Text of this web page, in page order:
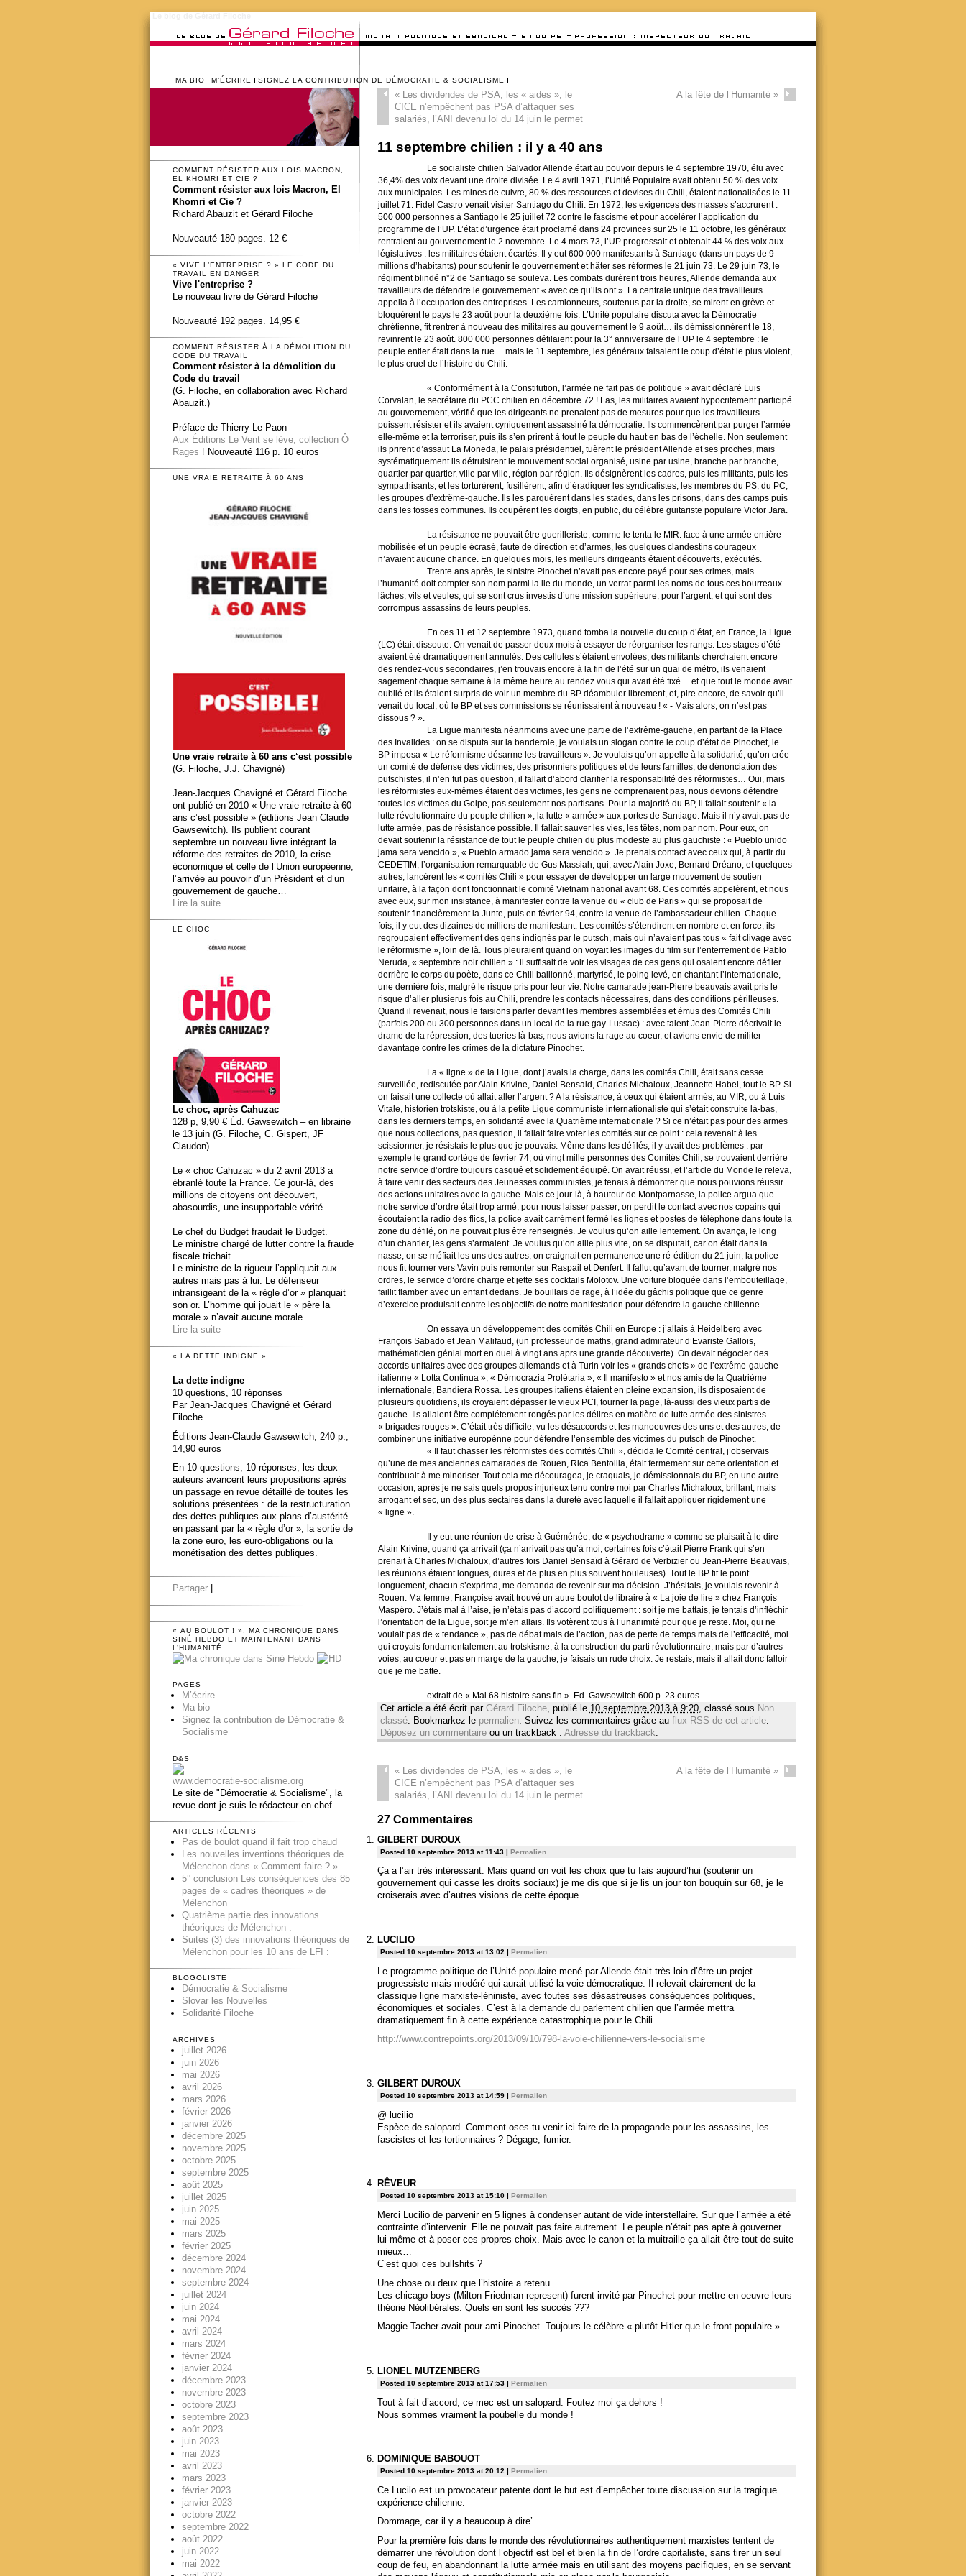
MA BIO M’ÉCRIRE SIGNEZ LA CONTRIBUTION DE DÉMOCRATIE & SOCIALISME
«Les dividendes de PSA, les « aides », le
CICE n’empêchent pas PSA d’attaquer ses
salariés, l’ANI devenu loi du 14 juin le permet
A la fête de l’Humanité»
11 septembre chilien : il y a 40 ans
Le socialiste chilien Salvador Allende était au pouvoir depuis le 4 septembre 1970, élu avec
36,4% des voix devant une droite divisée. Le 4 avril 1971, l’Unité Populaire avait obtenu 50 % des voix
aux municipales. Les mines de cuivre, 80 % des ressources et devises du Chili, étaient nationalisées le 11
juillet 71. Fidel Castro venait visiter Santiago du Chili. En 1972, les exigences des masses s’accrurent :
500 000 personnes à Santiago le 25 juillet 72 contre le fascisme et pour accélérer l’application du
programme de l’UP. L’état d’urgence était proclamé dans 24 provinces sur 25 le 11 octobre, les généraux
rentraient au gouvernement le 2 novembre. Le 4 mars 73, l’UP progressait et obtenait 44 % des voix aux
législatives : les militaires étaient écartés. Il y eut 600 000 manifestants à Santiago (dans un pays de 9
millions d’habitants) pour soutenir le gouvernement et hâter ses réformes le 21 juin 73. Le 29 juin 73, le
régiment blindé n°2 de Santiago se souleva. Les combats durèrent trois heures, Allende demanda aux
travailleurs de défendre le gouvernement « avec ce qu’ils ont ». La centrale unique des travailleurs
appella à l’occupation des entreprises. Les camionneurs, soutenus par la droite, se mirent en grève et
bloquèrent le pays le 23 août pour la deuxième fois. L’Unité populaire discuta avec la Démocratie
chrétienne, fit rentrer à nouveau des militaires au gouvernement le 9 août… ils démissionnèrent le 18,
revinrent le 23 août. 800 000 personnes défilaient pour la 3° anniversaire de l’UP le 4 septembre : le
peuple entier était dans la rue… mais le 11 septembre, les généraux faisaient le coup d’état le plus violent,
le plus cruel de l’histoire du Chili.
« Conformément à la Constitution, l’armée ne fait pas de politique » avait déclaré Luis
Corvalan, le secrétaire du PCC chilien en décembre 72 ! Las, les militaires avaient hypocritement participé
au gouvernement, vérifié que les dirigeants ne prenaient pas de mesures pour que les travailleurs
puissent résister et ils avaient cyniquement assassiné la démocratie. Ils commencèrent par purger l’armée
elle-même et la terroriser, puis ils s’en prirent à tout le peuple du haut en bas de l’échelle. Non seulement
ils prirent d’assaut La Moneda, le palais présidentiel, tuèrent le président Allende et ses proches, mais
systématiquement ils détruisirent le mouvement social organisé, usine par usine, branche par branche,
quartier par quartier, ville par ville, région par région. Ils désignèrent les cadres, puis les militants, puis les
sympathisants, et les torturèrent, fusillèrent, afin d’éradiquer les syndicalistes, les membres du PS, du PC,
les groupes d’extrême-gauche. Ils les parquèrent dans les stades, dans les prisons, dans des camps puis
dans les fosses communes. Ils coupérent les doigts, en public, du célèbre guitariste populaire Victor Jara.
La résistance ne pouvait être guerilleriste, comme le tenta le MIR: face à une armée entière
mobilisée et un peuple écrasé, faute de direction et d’armes, les quelques clandestins courageux
n’avaient aucune chance. En quelques mois, les meilleurs dirigeants étaient découverts, exécutés.
Trente ans après, le sinistre Pinochet n’avait pas encore payé pour ses crimes, mais
l’humanité doit compter son nom parmi la lie du monde, un verrat parmi les noms de tous ces bourreaux
lâches, vils et veules, qui se sont crus investis d’une mission supérieure, pour l’argent, et qui sont des
corrompus assassins de leurs peuples.
En ces 11 et 12 septembre 1973, quand tomba la nouvelle du coup d’état, en France, la Ligue
(LC) était dissoute. On venait de passer deux mois à essayer de réorganiser les rangs. Les stages d’été
avaient été dramatiquement annulés. Des cellules s’étaient envolées, des militants cherchaient encore
des rendez-vous secondaires, j’en trouvais encore à la fin de l’été sur un quai de métro, ils venaient
sagement chaque semaine à la même heure au rendez vous qui avait été fixé… et que tout le monde avait
oublié et ils étaient surpris de voir un membre du BP déambuler librement, et, pire encore, de savoir qu’il
venait du local, où le BP et ses commissions se réunissaient à nouveau ! « - Mais alors, on n’est pas
dissous ? ».
La Ligue manifesta néanmoins avec une partie de l’extrême-gauche, en partant de la Place
des Invalides : on se disputa sur la banderole, je voulais un slogan contre le coup d’état de Pinochet, le
BP imposa « Le réformisme désarme les travailleurs ». Je voulais qu’on appelle à la solidarité, qu’on crée
un comité de défense des victimes, des prisonniers politiques et de leurs familles, de dénonciation des
putschistes, il n’en fut pas question, il fallait d’abord clarifier la responsabilité des réformistes… Oui, mais
les réformistes eux-mêmes étaient des victimes, les gens ne comprenaient pas, nous devions défendre
toutes les victimes du Golpe, pas seulement nos partisans. Pour la majorité du BP, il fallait soutenir « la
lutte révolutionnaire du peuple chilien », la lutte « armée » aux portes de Santiago. Mais il n’y avait pas de
lutte armée, pas de résistance possible. Il fallait sauver les vies, les têtes, nom par nom. Pour eux, on
devait soutenir la résistance de tout le peuple chilien du plus modeste au plus gauchiste : « Pueblo unido
jama sera vencido », « Pueblo armado jama sera vencido ». Je prenais contact avec ceux qui, à partir du
CEDETIM, l’organisation remarquable de Gus Massiah, qui, avec Alain Joxe, Bernard Dréano, et quelques
autres, lancèrent les « comités Chili » pour essayer de développer un large mouvement de soutien
unitaire, à la façon dont fonctionnait le comité Vietnam national avant 68. Ces comités appelèrent, et nous
avec eux, sur mon insistance, à manifester contre la venue du « club de Paris » qui se proposait de
soutenir financièrement la Junte, puis en février 94, contre la venue de l’ambassadeur chilien. Chaque
fois, il y eut des dizaines de milliers de manifestant. Les comités s’étendirent en nombre et en force, ils
regroupaient effectivement des gens indignés par le putsch, mais qui n’avaient pas tous « fait clivage avec
le réformisme », loin de là. Tous pleuraient quand on voyait les images du film sur l’enterrement de Pablo
Neruda, « septembre noir chilien » : il suffisait de voir les visages de ces gens qui osaient encore défiler
derrière le corps du poète, dans ce Chili baillonné, martyrisé, le poing levé, en chantant l’internationale,
une dernière fois, malgré le risque pris pour leur vie. Notre camarade jean-Pierre beauvais avait pris le
risque d’aller plusierus fois au Chili, prendre les contacts nécessaires, dans des conditions périlleuses.
Quand il revenait, nous le faisions parler devant les membres assemblées et émus des Comités Chili
(parfois 200 ou 300 personnes dans un local de la rue gay-Lussac) : avec talent Jean-Pierre décrivait le
drame de la répression, des tueries là-bas, nous avions la rage au coeur, et avions envie de militer
davantage contre les crimes de la dictature Pinochet.
La « ligne » de la Ligue, dont j’avais la charge, dans les comités Chili, était sans cesse
surveillée, rediscutée par Alain Krivine, Daniel Bensaid, Charles Michaloux, Jeannette Habel, tout le BP. Si
on faisait une collecte où allait aller l’argent ?A la résistance, à ceux qui étaient armés, au MIR, ou à Luis
Vitale, historien trotskiste, ou à la petite Ligue communiste internationaliste qui s’était construite là-bas,
dans les derniers temps, en solidarité avec la Quatrième internationale ? Si ce n’était pas pour des armes
que nous collections, pas question, il fallait faire voter les comités sur ce point : cela revenait à les
scissionner, je résistais le plus que je pouvais. Même dans les défilés, il y avait des problèmes : par
exemple le grand cortège de février 74, où vingt mille personnes des Comités Chili, se trouvaient derrière
notre service d’ordre toujours casqué et solidement équipé. On avait réussi, et l’article du Monde le releva,
à faire venir des secteurs des Jeunesses communistes, je tenais à démontrer que nous pouvions réussir
des actions unitaires avec la gauche. Mais ce jour-là, à hauteur de Montparnasse, la police argua que
notre service d’ordre était trop armé, pour nous laisser passer; on perdit le contact avec nos copains qui
écoutaient la radio des flics, la police avait carrément fermé les lignes et postes de téléphone dans toute la
zone du défilé, on ne pouvait plus être renseignés. Je voulus qu’on aille lentement. On avança, le long
d’un chantier, les gens s’armaient. Je voulus qu’on aille plus vite, on se disputait, car on était dans la
nasse, on se méfiait les uns des autres, on craignait en permanence une ré-édition du 21 juin, la police
nous fit tourner vers Vavin puis remonter sur Raspail et Denfert. Il fallut qu’avant de tourner, malgré nos
ordres, le service d’ordre charge et jette ses cocktails Molotov. Une voiture bloquée dans l’embouteillage,
faillit flamber avec un enfant dedans. Je bouillais de rage, à l’idée du gâchis politique que ce genre
d’exercice produisait contre les objectifs de notre manifestation pour défendre la gauche chilienne.
On essaya un développement des comités Chili en Europe : j’allais à Heidelberg avec
François Sabado et Jean Malifaud, (un professeur de maths, grand admirateur d’Evariste Gallois,
mathématicien génial mort en duel à vingt ans aprs une grande découverte). On devait négocier des
accords unitaires avec des groupes allemands et à Turin voir les « grands chefs » de l’extrême-gauche
italienne « Lotta Continua », « Démocrazia Prolétaria », « Il manifesto » et nos amis de la Quatrième
internationale, Bandiera Rossa. Les groupes italiens étaient en pleine expansion, ils disposaient de
plusieurs quotidiens, ils croyaient dépasser le vieux PCI, tourner la page, là-aussi des vieux partis de
gauche. Ils allaient être complétement rongés par les délires en matière de lutte armée des sinistres
« brigades rouges ». C’était très difficile, vu les désaccords et les manoeuvres des uns et des autres, de
combiner une initiative europénne pour défendre l’ensemble des victimes du putsch de Pinochet.
« Il faut chasser les réformistes des comités Chili », décida le Comité central, j’observais
qu’une de mes anciennes camarades de Rouen, Rica Bentolila, était fermement sur cette orientation et
contribuait à me minoriser. Tout cela me découragea, je craquais, je démissionnais du BP, en une autre
occasion, après je ne sais quels propos injurieux tenu contre moi par Charles Michaloux, brillant, mais
arrogant et sec, un des plus sectaires dans la dureté avec laquelle il fallait appliquer rigidement une
« ligne ».
Il y eut une réunion de crise à Guéménée, de « psychodrame » comme se plaisait à le dire
Alain Krivine, quand ça arrivait (ça n’arrivait pas qu’à moi, certaines fois c’était Pierre Frank qui s’en
prenait à Charles Michaloux, d’autres fois Daniel Bensaïd à Gérard de Verbizier ou Jean-Pierre Beauvais,
les réunions étaient longues, dures et de plus en plus souvent houleuses). Tout le BP fit le point
longuement, chacun s’exprima, me demanda de revenir sur ma décision. J’hésitais, je voulais revenir à
Rouen. Ma femme, Françoise avait trouvé un autre boulot de libraire à « La joie de lire » chez François
Maspéro. J’étais mal à l’aise, je n’étais pas d’accord politiquement : soit je me battais, je tentais d’infléchir
l’orientation de la Ligue, soit je m’en allais. Ils votèrent tous à l’unanimité pour que je reste. Moi, qui ne
voulait pas de « tendance », pas de débat mais de l’action, pas de perte de temps mais de l’efficacité, moi
qui croyais fondamentalement au trotskisme, à la construction du parti révolutionnaire, mais par d’autres
voies, au coeur et pas en marge de la gauche, je faisais un rude choix. Je restais, mais il allait donc falloir
que je me batte.
extrait de « Mai 68 histoire sans fin » Ed. Gawsewitch 600 p 23 euros
Cet article a été écrit par Gérard Filoche, publié le 10 septembre 2013 à 9:20, classé sous Non
classé. Bookmarkez le permalien. Suivez les commentaires grâce au flux RSS de cet article.
Déposez un commentaireou un trackback : Adresse du trackback
«Les dividendes de PSA, les « aides », le
CICE n’empêchent pas PSA d’attaquer ses
salariés, l’ANI devenu loi du 14 juin le permet
A la fête de l’Humanité»
27Commentaires
GILBERT DUROUX
Posted 10 septembre 2013 at 11:43 | Permalien
Ça a l’air très intéressant. Mais quand on voit les choix que tu fais aujourd’hui (soutenir un
gouvernement qui casse les droits sociaux) je me dis que si je lis un jour ton bouquin sur 68, je le
croiserais avec d’autres visions de cette époque.
LUCILIO
Posted 10 septembre 2013 at 13:02 | Permalien
Le programme politique de l’Unité populaire mené par Allende était très loin d’être un projet
progressiste mais modéré qui aurait utilisé la voie démocratique. Il relevait clairement de la
classique ligne marxiste-léniniste, avec toutes ses désastreuses conséquences politiques,
économiques et sociales. C’est à la demande du parlement chilien que l’armée mettra
dramatiquement fin à cette expérience catastrophique pour le Chili.
http://www.contrepoints.org/2013/09/10/798-la-voie-chilienne-vers-le-socialisme
GILBERT DUROUX
Posted 10 septembre 2013 at 14:59 | Permalien
@ lucilio
Espèce de salopard. Comment oses-tu venir ici faire de la propagande pour les assassins, les
fascistes et les tortionnaires ? Dégage, fumier.
RÊVEUR
Posted 10 septembre 2013 at 15:10 | Permalien
Merci Lucilio de parvenir en 5 lignes à condenser autant de vide interstellaire. Sur que l’armée a été
contrainte d’intervenir. Elle ne pouvait pas faire autrement. Le peuple n’était pas apte à gouverner
lui-même et à poser ces propres choix. Mais avec le canon et la muitraille ça allait être tout de suite
mieux…
C’est quoi ces bullshits ?
Une chose ou deux que l’histoire a retenu.
Les chicago boys (Milton Friedman represent) furent invité par Pinochet pour mettre en oeuvre leurs
théorie Néolibérales. Quels en sont les succès ???
Maggie Tacher avait pour ami Pinochet. Toujours le célèbre « plutôt Hitler que le front populaire ».
LIONEL MUTZENBERG
Posted 10 septembre 2013 at 17:53 | Permalien
Tout à fait d’accord, ce mec est un salopard. Foutez moi ça dehors !
Nous sommes vraiment la poubelle du monde !
DOMINIQUE BABOUOT
Posted 10 septembre 2013 at 20:12 | Permalien
Ce Lucilo est un provocateur patente dont le but est d’empêcher toute discussion sur la tragique
expérience chilienne.
Dommage, car il y a beaucoup à dire’
Pour la première fois dans le monde des révolutionnaires authentiquement marxistes tentent de
démarrer une révolution dont l’objectif est bel et bien la fin de l’ordre capitaliste, sans tirer un seul
coup de feu, en abandonnant la lutte armée mais en utilisant des moyens pacifiques, en se servant
COMMENT RÉSISTER AUX LOIS MACRON,
EL KHOMRI ET CIE ?
Comment résister aux lois Macron, El
Khomri et Cie ?
Richard Abauzit et Gérard Filoche
Nouveauté 180 pages. 12 €
« VIVE L’ENTREPRISE ? » LE CODE DU
TRAVAIL EN DANGER
Vive l'entreprise ?
Le nouveau livre de Gérard Filoche
Nouveauté 192 pages. 14,95 €
COMMENT RÉSISTER À LA DÉMOLITION DU
CODE DU TRAVAIL
Comment résister à la démolition du
Code du travail
(G. Filoche, en collaboration avec Richard
Abauzit.)
Préface de Thierry Le Paon
Aux Éditions Le Vent se lève, collection Ô
Rages ! Nouveauté 116 p. 10 euros
UNE VRAIE RETRAITE À 60 ANS
Une vraie retraite à 60 ans c‘est possible
(G. Filoche, J.J. Chavigné)
Jean-Jacques Chavigné et Gérard Filoche
ont publié en 2010 « Une vraie retraite à 60
ans c’est possible » (éditions Jean Claude
Gawsewitch). Ils publient courant
septembre un nouveau livre intégrant la
réforme des retraites de 2010, la crise
économique et celle de l’Union européenne,
l’arrivée au pouvoir d’un Président et d’un
gouvernement de gauche…
Lire la suite
LE CHOC
Le choc, après Cahuzac
128 p, 9,90 € Éd. Gawsewitch – en librairie
le 13 juin (G. Filoche, C. Gispert, JF
Claudon)
Le « choc Cahuzac » du 2 avril 2013 a
ébranlé toute la France. Ce jour-là, des
millions de citoyens ont découvert,
abasourdis, une insupportable vérité.
Le chef du Budget fraudait le Budget.
Le ministre chargé de lutter contre la fraude
fiscale trichait.
Le ministre de la rigueur l’appliquait aux
autres mais pas à lui. Le défenseur
intransigeant de la « règle d’or » planquait
son or. L’homme qui jouait le « père la
morale » n’avait aucune morale.
Lire la suite
« LA DETTE INDIGNE »
La dette indigne
10 questions, 10 réponses
Par Jean-Jacques Chavigné et Gérard
Filoche.
Éditions Jean-Claude Gawsewitch, 240 p.,
14,90 euros
En 10 questions, 10 réponses, les deux
auteurs avancent leurs propositions après
un passage en revue détaillé de toutes les
solutions présentées : de la restructuration
des dettes publiques aux plans d’austérité
en passant par la « règle d’or », la sortie de
la zone euro, les euro-obligations ou la
monétisation des dettes publiques.
Partager
« AU BOULOT ! », MA CHRONIQUE DANS
SINÉ HEBDO ET MAINTENANT DANS
L’HUMANITÉ
PAGES
M’écrire
Ma bio
Signez la contribution de Démocratie &
Socialisme
D&S
www.democratie-socialisme.org
Le site de "Démocratie & Socialisme", la
revue dont je suis le rédacteur en chef.
ARTICLES RÉCENTS
Pas de boulot quand il fait trop chaud
Les nouvelles inventions théoriques de
Mélenchon dans « Comment faire ? »
5° conclusion Les conséquences des 85
pages de « cadres théoriques » de
Mélenchon
Quatrième partie des innovations
théoriques de Mélenchon :
Suites (3) des innovations théoriques de
Mélenchon pour les 10 ans de LFI :
BLOGOLISTE
Démocratie & Socialisme
Slovar les Nouvelles
Solidarité Filoche
ARCHIVES
juillet 2026
juin 2026
mai 2026
avril 2026
mars 2026
février 2026
janvier 2026
décembre 2025
novembre 2025
octobre 2025
septembre 2025
août 2025
juillet 2025
juin 2025
mai 2025
mars 2025
février 2025
décembre 2024
novembre 2024
septembre 2024
juillet 2024
juin 2024
mai 2024
avril 2024
mars 2024
février 2024
janvier 2024
décembre 2023
novembre 2023
octobre 2023
septembre 2023
août 2023
juin 2023
mai 2023
avril 2023
mars 2023
février 2023
janvier 2023
octobre 2022
septembre 2022
août 2022
juin 2022
mai 2022